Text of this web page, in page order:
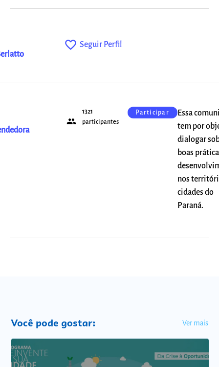
favorite_outline Seguir Perfil
people
1321
participantes
Participar
Essa
tem por
dialogar
boas
nos
cidades do
Paraná.
Você pode gostar: Ver mais